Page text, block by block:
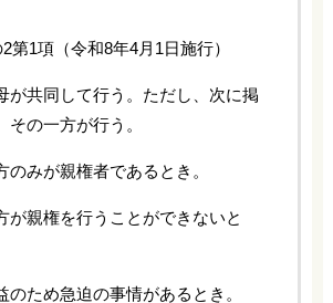
第1項（令和8年4月1日施行）
が共同して行う。ただし、次に掲
その一方が行う。
みが親権者であるとき。
親権を行うことができないと
ため急迫の事情があるとき。